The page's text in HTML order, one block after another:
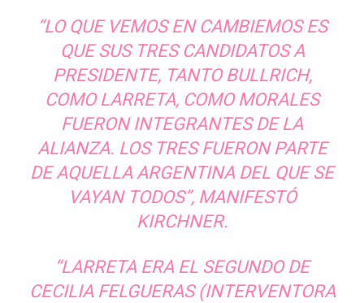
“LO QUE VEMOS EN CAMBIEMOS ES
QUE SUS TRES CANDIDATOS A
PRESIDENTE, TANTO BULLRICH,
COMO LARRETA, COMO MORALES
FUERON INTEGRANTES DE LA
ALIANZA. LOS TRES FUERON PARTE
DE AQUELLA ARGENTINA DEL QUE SE
VAYAN TODOS”, MANIFESTÓ
KIRCHNER.
“LARRETA ERA EL SEGUNDO DE
CECILIA FELGUERAS (INTERVENTORA